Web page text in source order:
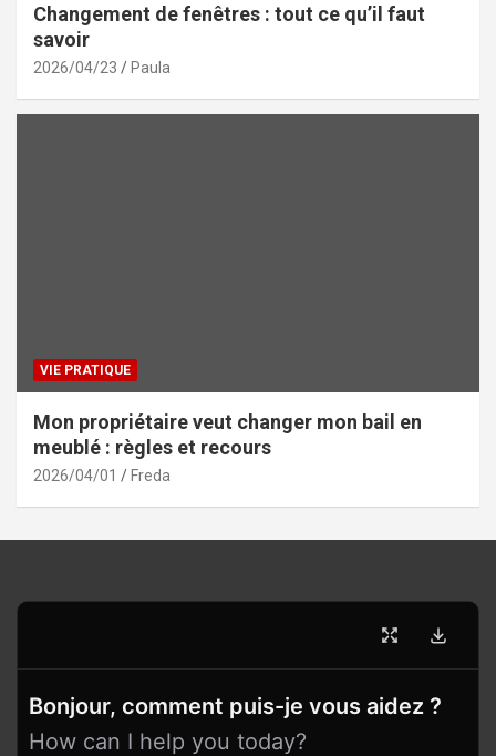
Changement de fenêtres : tout ce qu’il faut
savoir
2026/04/23 Paula
VIE PRATIQUE
Mon propriétaire veut changer mon bail en
meublé : règles et recours
2026/04/01 Freda
Bonjour, comment puis-je vous aidez ?
How can I help you today?